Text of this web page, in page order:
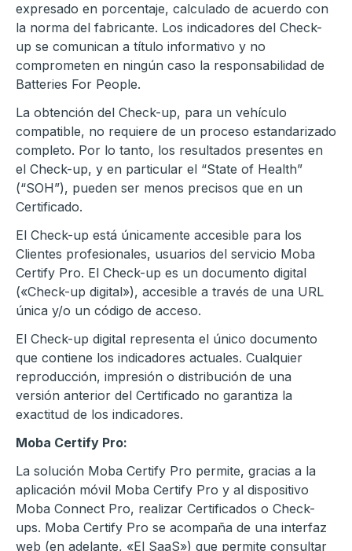
expresado en porcentaje, calculado de acuerdo con
la norma del fabricante. Los indicadores del Check-
up se comunican a título informativo y no
comprometen en ningún caso la responsabilidad de
Batteries For People.
La obtención del Check-up, para un vehículo
compatible, no requiere de un proceso estandarizado
completo. Por lo tanto, los resultados presentes en
el Check-up, y en particular el “State of Health”
(“SOH”), pueden ser menos precisos que en un
Certificado.
El Check-up está únicamente accesible para los
Clientes profesionales, usuarios del servicio Moba
Certify Pro. El Check-up es un documento digital
(«Check-up digital»), accesible a través de una URL
única y/o un código de acceso.
El Check-up digital representa el único documento
que contiene los indicadores actuales. Cualquier
reproducción, impresión o distribución de una
versión anterior del Certificado no garantiza la
exactitud de los indicadores.
Moba Certify Pro:
La solución Moba Certify Pro permite, gracias a la
aplicación móvil Moba Certify Pro y al dispositivo
Moba Connect Pro, realizar Certificados o Check-
ups. Moba Certify Pro se acompaña de una interfaz
web (en adelante, «El SaaS») que permite consultar